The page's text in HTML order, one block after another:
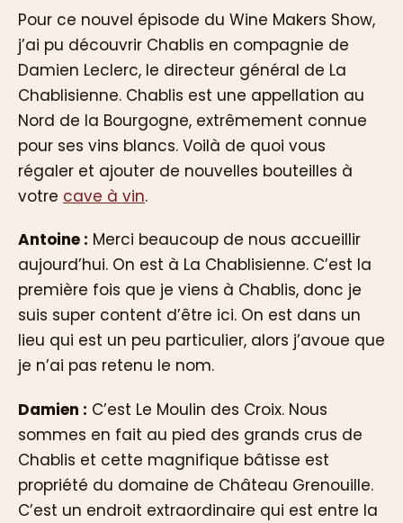
Pour ce nouvel épisode du Wine Makers Show,
j’ai pu découvrir Chablis en compagnie de
Damien Leclerc, le directeur général de La
Chablisienne. Chablis est une appellation au
Nord de la Bourgogne, extrêmement connue
pour ses vins blancs. Voilà de quoi vous
régaler et ajouter de nouvelles bouteilles à
votre cave à vin.
Antoine : Merci beaucoup de nous accueillir
aujourd’hui. On est à La Chablisienne. C’est la
première fois que je viens à Chablis, donc je
suis super content d’être ici. On est dans un
lieu qui est un peu particulier, alors j’avoue que
je n’ai pas retenu le nom.
Damien : C’est Le Moulin des Croix. Nous
sommes en fait au pied des grands crus de
Chablis et cette magnifique bâtisse est
propriété du domaine de Château Grenouille.
C’est un endroit extraordinaire qui est entre la